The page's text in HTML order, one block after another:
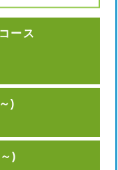
ース
)
)